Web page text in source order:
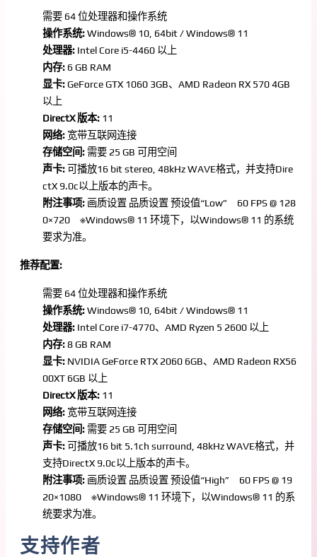
需要 64 位处理器和操作系统
操作系统:Windows® 10, 64bit / Windows® 11
处理器: Intel Core i5-4460 以上
内存: 6 GB RAM
显卡:GeForce GTX 1060 3GB、AMD Radeon RX 570 4GB
以上
DirectX 版本: 11
网络: 宽带互联网连接
存储空间: 需要 25 GB 可用空间
声卡: 可播放16 bit stereo, 48kHz WAVE格式，并支持Dire
ctX 9.0c以上版本的声卡。
附注事项: 画质设置 品质设置 预设值“Low” 60 FPS @ 128
0×720 ※Windows® 11 环境下，以Windows® 11 的系统
要求为准。
推荐配置:
需要 64 位处理器和操作系统
操作系统:Windows® 10, 64bit / Windows® 11
处理器: Intel Core i7-4770、AMD Ryzen 5 2600 以上
内存:8 GB RAM
显卡: NVIDIA GeForce RTX 2060 6GB、AMD Radeon RX56
00XT 6GB 以上
DirectX 版本: 11
网络: 宽带互联网连接
存储空间: 需要 25 GB 可用空间
声卡: 可播放16 bit 5.1ch surround, 48kHz WAVE格式，并
支持DirectX 9.0c以上版本的声卡。
附注事项: 画质设置 品质设置 预设值“High” 60 FPS @ 19
20×1080 ※Windows® 11 环境下，以Windows® 11 的系
统要求为准。
支持作者